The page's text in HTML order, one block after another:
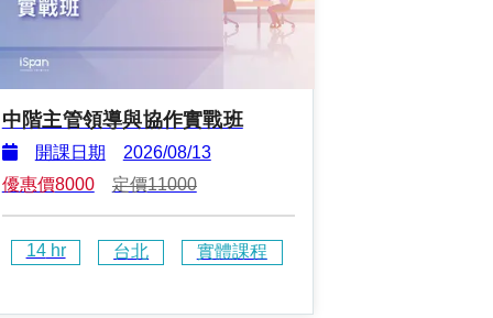
中階主管領導與協作實戰班
開課日期
2026/08/13
優惠價8000 定價11000
14 hr 台北 實體課程